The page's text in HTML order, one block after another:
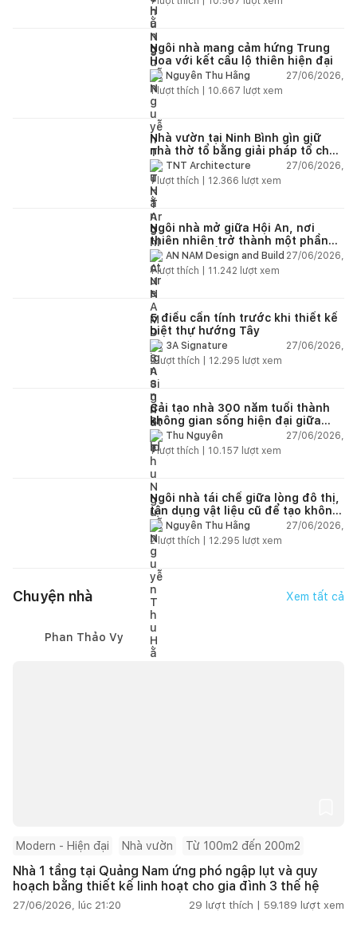
Ngôi nhà mang cảm hứng Trung
Hoa với kết cấu lộ thiên hiện đại
Nguyễn Thu Hằng
27/06/2026,
1lượt thích | 10.667 lượt xem
Nhà vườn tại Ninh Bình gìn giữ
nhà thờ tổ bằng giải pháp tổ chức
lại không gian
TNT Architecture
27/06/2026,
1lượt thích | 12.366 lượt xem
Ngôi nhà mở giữa Hội An, nơi
thiên nhiên trở thành một phần
của cuộc sống
AN NAM Design and Build 27/06/2026,
1lượt thích | 11.242 lượt xem
5 điều cần tính trước khi thiết kế
biệt thự hướng Tây
3A Signature
27/06/2026,
2lượt thích | 12.295 lượt xem
Cải tạo nhà 300 năm tuổi thành
không gian sống hiện đại giữa
thiên nhiên
Thu Nguyễn
27/06/2026,
1lượt thích | 10.157 lượt xem
Ngôi nhà tái chế giữa lòng đô thị,
tận dụng vật liệu cũ để tạo không
gian sống linh hoạt
Nguyễn Thu Hằng
27/06/2026,
2lượt thích | 12.295 lượt xem
Chuyện nhà Xem tất cả
Phan Thảo Vy
Modern - Hiện đại Nhà vườn Từ 100m2 đến 200m2
Nhà 1 tầng tại Quảng Nam ứng phó ngập lụt và quy
hoạch bằng thiết kế linh hoạt cho gia đình 3 thế hệ
27/06/2026, lúc 21:20 29 lượt thích | 59.189 lượt xem